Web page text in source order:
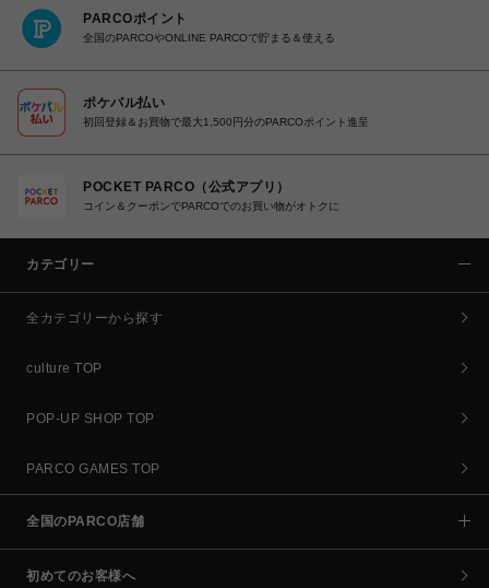
PARCOポイント
全国のPARCOやONLINE PARCOで貯まる＆使える
ポケパル払い
初回登録＆お買物で最大1,500円分のPARCOポイント進呈
POCKET PARCO（公式アプリ）
コイン＆クーポンでPARCOでのお買い物がオトクに
カテゴリー
全カテゴリーから探す
culture TOP
POP-UP SHOP TOP
PARCO GAMES TOP
全国のPARCO店舗
初めてのお客様へ